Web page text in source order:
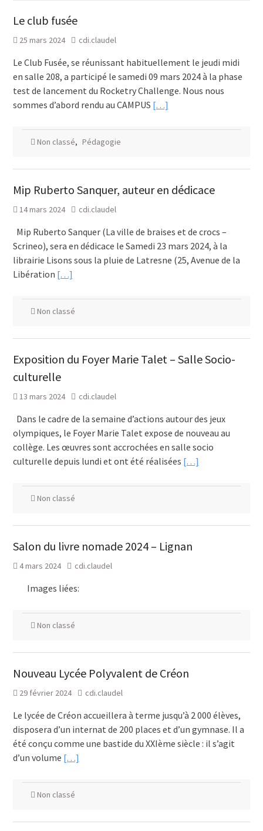
Le club fusée
25 mars 2024 cdi.claudel
Le Club Fusée, se réunissant habituellement le jeudi midi
en salle 208, a participé le samedi 09 mars 2024 à la phase
test de lancement du Rocketry Challenge. Nous nous
sommes d’abord rendu au CAMPUS […]
Non classé, Pédagogie
Mip Ruberto Sanquer, auteur en dédicace
14 mars 2024 cdi.claudel
Mip Ruberto Sanquer (La ville de braises et de crocs –
Scrineo), sera en dédicace le Samedi 23 mars 2024, à la
librairie Lisons sous la pluie de Latresne (25, Avenue de la
Libération […]
Non classé
Exposition du Foyer Marie Talet – Salle Socio-
culturelle
13 mars 2024 cdi.claudel
Dans le cadre de la semaine d’actions autour des jeux
olympiques, le Foyer Marie Talet expose de nouveau au
collège. Les œuvres sont accrochées en salle socio
culturelle depuis lundi et ont été réalisées […]
Non classé
Salon du livre nomade 2024 – Lignan
4 mars 2024 cdi.claudel
Images liées:
Non classé
Nouveau Lycée Polyvalent de Créon
29 février 2024 cdi.claudel
Le lycée de Créon accueillera à terme jusqu’à 2 000 élèves,
disposera d’un internat de 200 places et d’un gymnase. Il a
été conçu comme une bastide du XXIème siècle : il s’agit
d’un volume […]
Non classé